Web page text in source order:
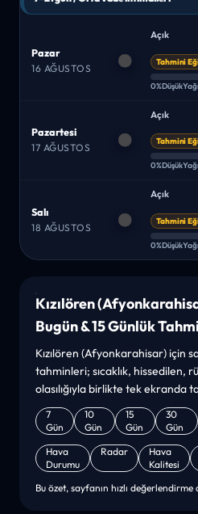
Pazar
16 AĞUSTOS
Açık
Tahmini
0%Düşük
Pazartesi
17 AĞUSTOS
Açık
Tahmini
0%Düşük
Salı
18 AĞUSTOS
Açık
Tahmini
0%Düşük
Kızılören
Bugün & 15 Günlük
Kızılören (Afyonkarahisar) için
tahminleri; sıcaklık, hissedilen,
olasılığıyla birlikte tek ekranda
7
Gün
10
Gün
15
Gün
30
Gün
Hava
Durumu
Radar
Hava
Kalitesi
Bu özet, sayfanın hızlı değerlendirme